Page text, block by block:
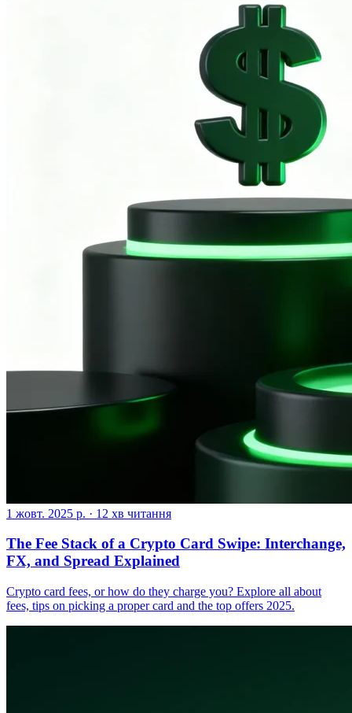
1 жовт. 2025 р. · 12 хв читання
The Fee Stack of a Crypto Card Swipe: Interchange,
FX, and Spread Explained
Crypto card fees, or how do they charge you? Explore all about
fees, tips on picking a proper card and the top offers 2025.